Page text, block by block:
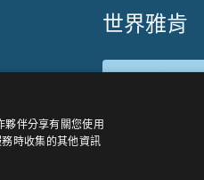
世界雅肯
伴分享有關您使用
時收集的其他資訊